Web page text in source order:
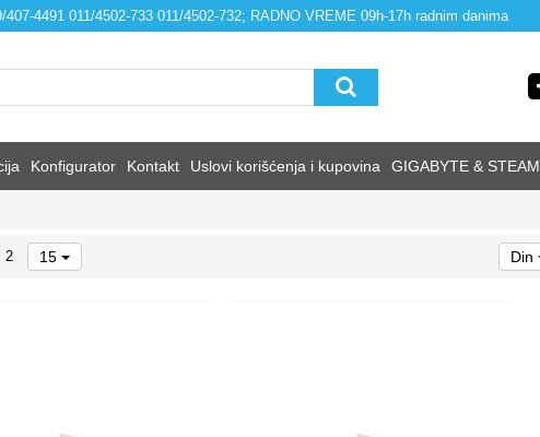
4491 011/4502-733 011/4502-732; RADNO VREME 09h-17h radnim danima
Konfigurator Kontakt Uslovi korišćenja i kupovina GIGABYTE & STEAM
2 15 Din